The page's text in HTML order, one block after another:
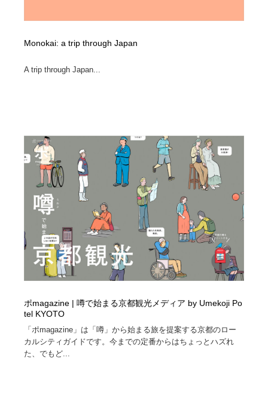
Monokai: a trip through Japan
A trip through Japan...
ポmagazine | 噂で始まる京都観光メディア by Umekoji Po
tel KYOTO
「ポmagazine」は「噂」から始まる旅を提案する京都のロー
カルシティガイドです。今までの定番からはちょっとハズれ
た、でもど...